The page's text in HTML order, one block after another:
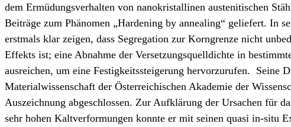
dem Ermüdungsverhalten von nanokristallinen austenitischen
Beiträge zum Phänomen „Hardening by annealing“ geliefert. In
erstmals klar zeigen, dass Segregation zur Korngrenze nicht
Effekts ist; eine Abnahme der Versetzungsquelldichte in
ausreichen, um eine Festigkeitssteigerung hervorzurufen. Seine
Materialwissenschaft der Österreichischen Akademie der
Auszeichnung abgeschlossen. Zur Aufklärung der Ursachen für
sehr hohen Kaltverformungen konnte er mit seinen quasi in-situ